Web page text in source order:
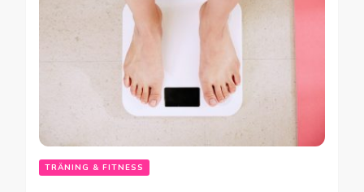
TRÄNING & FITNESS